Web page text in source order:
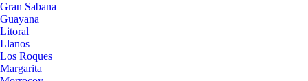
Gran Sabana
Guayana
Litoral
Llanos
Los Roques
Margarita